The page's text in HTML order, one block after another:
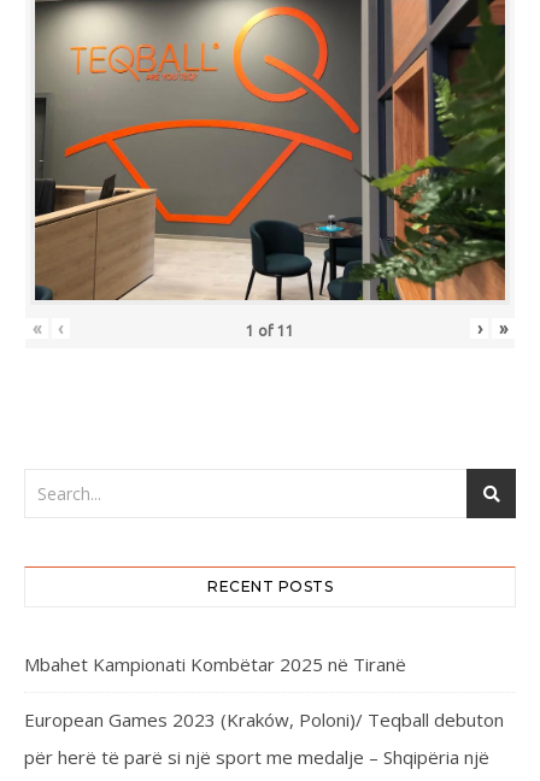
« ‹ 1 of 11 › »
RECENT POSTS
Mbahet Kampionati Kombëtar 2025 në Tiranë
European Games 2023 (Kraków, Poloni)/ Teqball debuton
për herë të parë si një sport me medalje – Shqipëria një